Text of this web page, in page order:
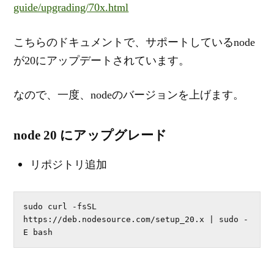
guide/upgrading/70x.html
こちらのドキュメントで、サポートしているnode
が20にアップデートされています。
なので、一度、nodeのバージョンを上げます。
node 20 にアップグレード
リポジトリ追加
sudo curl -fsSL
https://deb.nodesource.com/setup_20.x | sudo -
E bash